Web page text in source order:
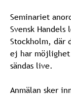
Seminariet
Svensk Handels
Stockholm, där
ej har
sändas live.
Anmälan sker